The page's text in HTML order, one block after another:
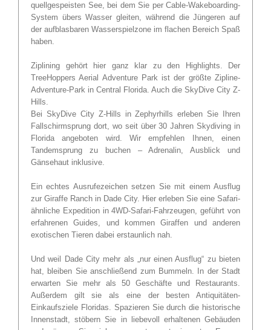
quellgespeisten See, bei dem Sie per Cable-Wakeboarding-
System übers Wasser gleiten, während die Jüngeren auf
der aufblasbaren Wasserspielzone im flachen Bereich Spaß
haben.
Ziplining gehört hier ganz klar zu den Highlights. Der
TreeHoppers Aerial Adventure Park ist der größte Zipline-
Adventure-Park in Central Florida. Auch die SkyDive City Z-
Hills.
Bei SkyDive City Z-Hills in Zephyrhills erleben Sie Ihren
Fallschirmsprung dort, wo seit über 30 Jahren Skydiving in
Florida angeboten wird. Wir empfehlen Ihnen, einen
Tandemsprung zu buchen – Adrenalin, Ausblick und
Gänsehaut inklusive.
Ein echtes Ausrufezeichen setzen Sie mit einem Ausflug
zur Giraffe Ranch in Dade City. Hier erleben Sie eine Safari-
ähnliche Expedition in 4WD-Safari-Fahrzeugen, geführt von
erfahrenen Guides, und kommen Giraffen und anderen
exotischen Tieren dabei erstaunlich nah.
Und weil Dade City mehr als „nur einen Ausflug“ zu bieten
hat, bleiben Sie anschließend zum Bummeln. In der Stadt
erwarten Sie mehr als 50 Geschäfte und Restaurants.
Außerdem gilt sie als eine der besten Antiquitäten-
Einkaufsziele Floridas. Spazieren Sie durch die historische
Innenstadt, stöbern Sie in liebevoll erhaltenen Gebäuden